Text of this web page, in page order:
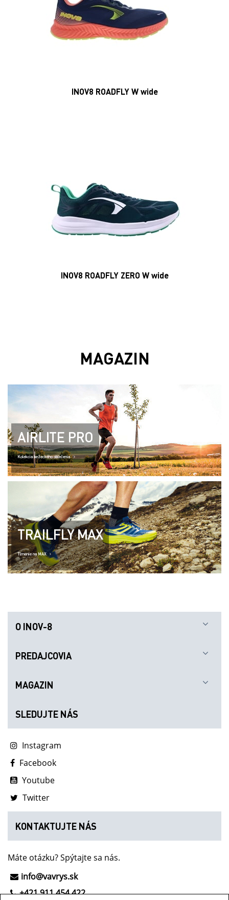
INOV8 ROADFLY W wide
INOV8 ROADFLY ZERO W wide
MAGAZIN
AIRLITE PRO
Kolekcia bežeckého oblečenia
TRAILFLY MAX
Tlmenie na MAX
O INOV-8
PREDAJCOVIA
MAGAZIN
SLEDUJTE NÁS
Instagram
Facebook
Youtube
Twitter
KONTAKTUJTE NÁS
Máte otázku? Spýtajte sa nás.
info@vavrys.sk
+421 911 454 422